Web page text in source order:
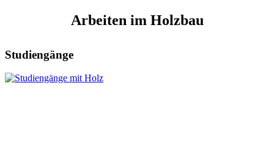
Arbeiten im Holzbau
Studiengänge